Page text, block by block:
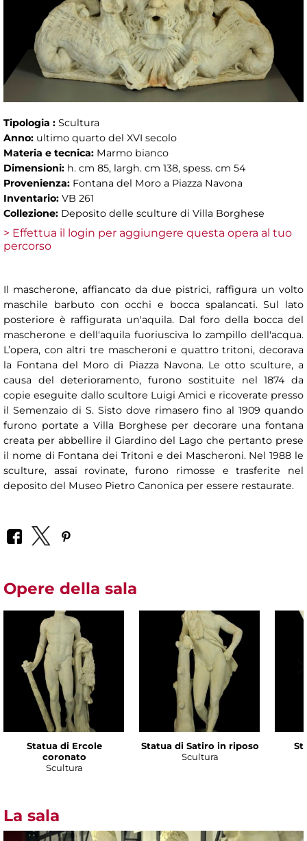
Tipologia : Scultura
Anno: ultimo quarto del XVI secolo
Materia e tecnica: Marmo bianco
Dimensioni: h. cm 85, largh. cm 138, spess. cm 54
Provenienza: Fontana del Moro a Piazza Navona
Inventario: VB 261
Collezione: Deposito delle sculture di Villa Borghese
> Effettua il login per aggiungere questa opera al tuo
percorso
Il mascherone, affiancato da due pistrici, raffigura un volto
maschile barbuto con occhi e bocca spalancati. Sul lato
posteriore è raffigurata un'aquila. Dal foro della bocca del
mascherone e dell'aquila fuoriusciva lo zampillo dell'acqua.
L’opera, con altri tre mascheroni e quattro tritoni, decorava
la Fontana del Moro di Piazza Navona. Le otto sculture, a
causa del deterioramento, furono sostituite nel 1874 da
copie eseguite dallo scultore Luigi Amici e ricoverate presso
il Semenzaio di S. Sisto dove rimasero fino al 1909 quando
furono portate a Villa Borghese per decorare una fontana
creata per abbellire il Giardino del Lago che pertanto prese
il nome di Fontana dei Tritoni e dei Mascheroni. Nel 1988 le
sculture, assai rovinate, furono rimosse e trasferite nel
deposito del Museo Pietro Canonica per essere restaurate.
Opere della sala
Statua di Ercole
coronato
Scultura
Statua di Satiro in riposo
Scultura
La sala